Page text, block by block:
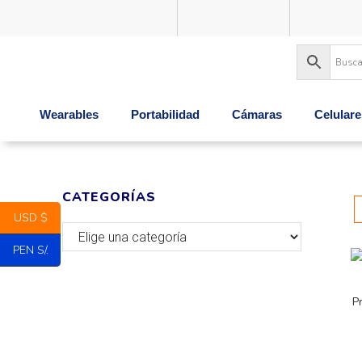
Wearables Portabilidad Cámaras
CATEGORÍAS
USD $
PEN S/.